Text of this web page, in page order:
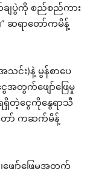
ျပွဲကို စည်စည်ကား
ဆရာတော်ကမိန့်
အသင်း)နဲ့ မွန်စာပေ
ေအတွက်ဖျော်ဖြေမှု
တဲ့ငွေကိုနွေရာသီ
တော် ကဆက်မိန့်
ျော်ဖြေမှုအတွက်